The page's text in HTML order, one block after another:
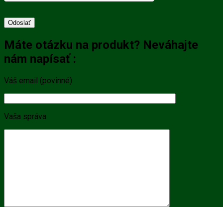
Máte otázku na produkt? Neváhajte
nám napísať :
Váš email (povinné)
Vaša správa